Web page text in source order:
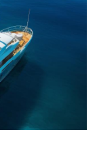
نداء القرّاء